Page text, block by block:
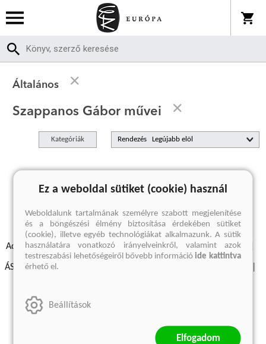
Általános
Szappanos Gábor művei
Kategóriák Rendezés
A keresett kifejezésre nincs találat
Adatvédelmi szabályzatok Elállási felmondási nyilatkozat
ÁSZF - Vásárlási feltételek
Szállítási információk
Ez a weboldal sütiket (cookie) használ
Weboldalunk tartalmának személyre szabott megjelenítése
és a böngészési élmény biztosítása érdekében sütiket
(cookie), illetve egyéb technológiákat alkalmazunk. A sütik
használatára vonatkozó irányelveinkről, valamint azok
testreszabási lehetőségeiről bővebb információide kattintva
érhető el.
Beállítások
Elfogadom